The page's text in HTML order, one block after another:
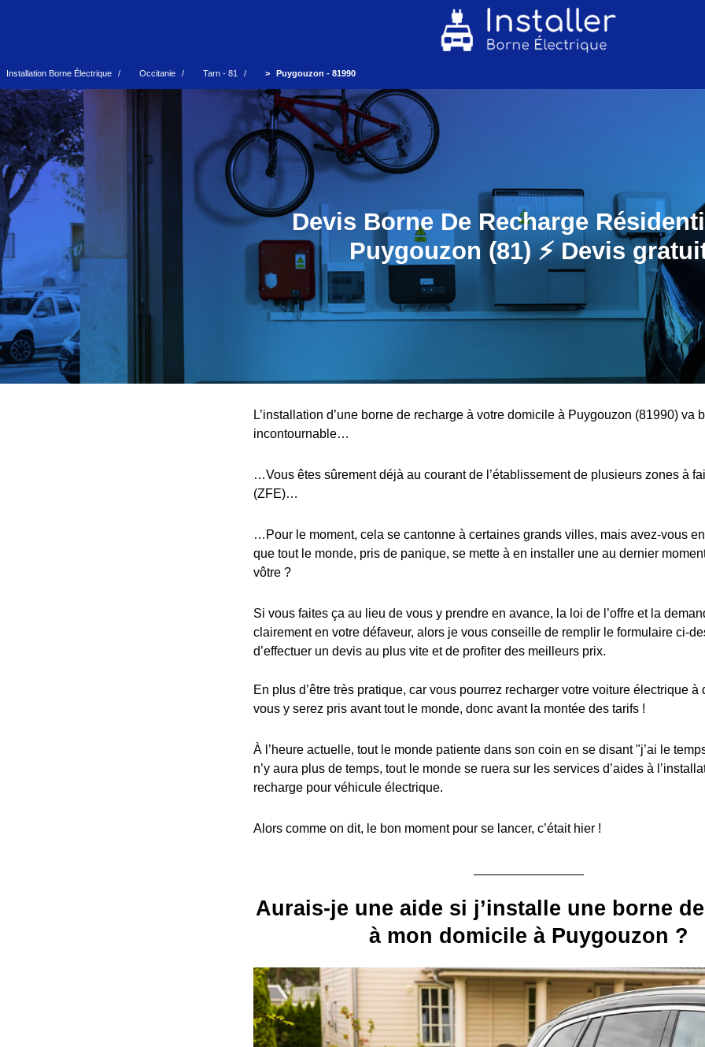
Installation Borne Électrique Occitanie Tarn - 81 Puygouzon - 81990
Devis Borne De Recharge
Puygouzon (81) ⚡️ Devis
L’installation d’une borne de recharge à votre domicile à Puygouzon (81990) va
incontournable…
…Vous êtes sûrement déjà au courant de l’établissement de plusieurs zones à
(ZFE)…
…Pour le moment, cela se cantonne à certaines grands villes, mais avez-vous
que tout le monde, pris de panique, se mette à en installer une au dernier
vôtre ?
Si vous faites ça au lieu de vous y prendre en avance, la loi de l’offre et la
clairement en votre défaveur, alors je vous conseille de remplir le formulaire ci-
d’effectuer un devis au plus vite et de profiter des meilleurs prix.
En plus d’être très pratique, car vous pourrez recharger votre voiture électrique à
vous y serez pris avant tout le monde, donc avant la montée des tarifs !
À l’heure actuelle, tout le monde patiente dans son coin en se disant "j’ai le
n’y aura plus de temps, tout le monde se ruera sur les services d’aides à
recharge pour véhicule électrique.
Alors comme on dit, le bon moment pour se lancer, c’était hier !
Aurais-je une aide si j’installe une borne
à mon domicile à Puygouzon ?